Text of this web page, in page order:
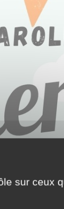
sur ceux